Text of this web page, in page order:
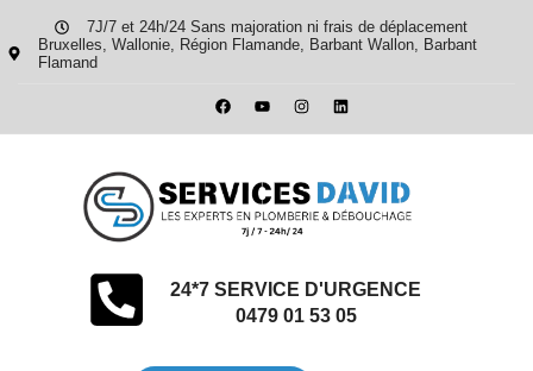
7J/7 et 24h/24 Sans majoration ni frais de déplacement
Bruxelles, Wallonie, Région Flamande, Barbant Wallon, Barbant
Flamand
24*7 SERVICE D'URGENCE
0479 01 53 05